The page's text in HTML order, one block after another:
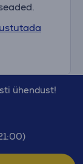
ühendust!